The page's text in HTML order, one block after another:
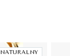
NATURALNY